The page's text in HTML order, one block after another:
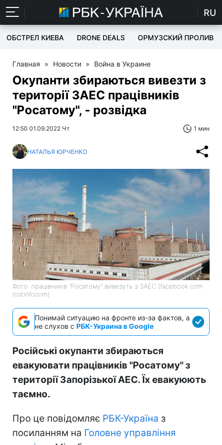
RU
ОБСТРЕЛ КИЕВА DRONE DEALS ОРМУЗСКИЙ ПРОЛИВ
Главная » Новости » Война в Украине
Окупанти збираються вивезти з
території ЗАЕС працівників
"Росатому", - розвідка
12:50 01.09.2022 Чт 1 мин
НАТАЛЬЯ ЮРЧЕНКО
Фото: працівників "Росатому" вивезуть з ЗАЕС (facebook com
rostinfocom)
Понимай ситуацию на фронте из-за фактов, а
не слухов с РБК-Украина в Google
Російські окупанти збираються
евакуювати працівників "Росатому" з
території Запорізької АЕС. Їх евакуюють
таємно.
Про це повідомляє РБК-Україна з
посиланням на Головне управління